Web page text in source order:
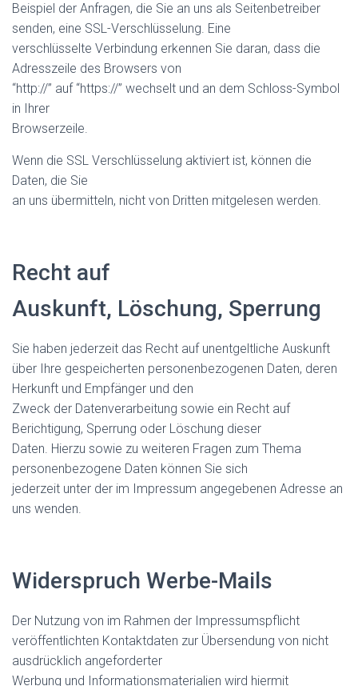
Beispiel der Anfragen, die Sie an uns als Seitenbetreiber
senden, eine SSL-Verschlüsselung. Eine
verschlüsselte Verbindung erkennen Sie daran, dass die
Adresszeile des Browsers von
“http://” auf “https://” wechselt und an dem Schloss-Symbol
in Ihrer
Browserzeile.
Wenn die SSL Verschlüsselung aktiviert ist, können die
Daten, die Sie
an uns übermitteln, nicht von Dritten mitgelesen werden.
Recht auf
Auskunft, Löschung, Sperrung
Sie haben jederzeit das Recht auf unentgeltliche Auskunft
über Ihre gespeicherten personenbezogenen Daten, deren
Herkunft und Empfänger und den
Zweck der Datenverarbeitung sowie ein Recht auf
Berichtigung, Sperrung oder Löschung dieser
Daten. Hierzu sowie zu weiteren Fragen zum Thema
personenbezogene Daten können Sie sich
jederzeit unter der im Impressum angegebenen Adresse an
uns wenden.
Widerspruch Werbe-Mails
Der Nutzung von im Rahmen der Impressumspflicht
veröffentlichten Kontaktdaten zur Übersendung von nicht
ausdrücklich angeforderter
Werbung und Informationsmaterialien wird hiermit